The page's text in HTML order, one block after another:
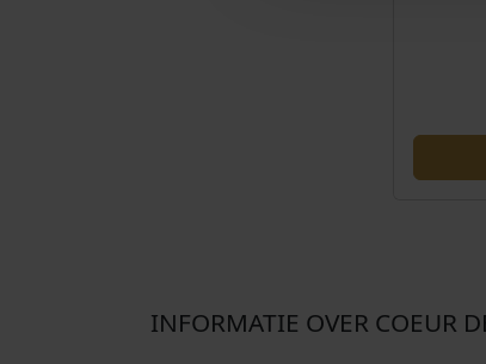
INFORMATIE OVER COEUR